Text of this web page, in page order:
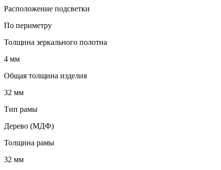
Расположение подсветки
По периметру
Толщина зеркального полотна
4 мм
Общая толщина изделия
32 мм
Тип рамы
Дерево (МДФ)
Толщина рамы
32 мм